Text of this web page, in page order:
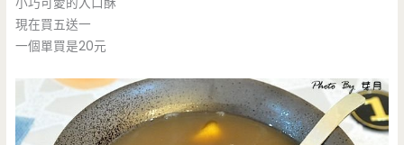
現在買五送一
一個單買是20元